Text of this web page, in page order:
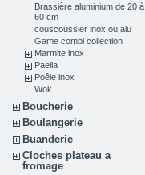
Brassière aluminium de 20 à
60 cm
couscoussier inox ou alu
Game combi collection
Marmite inox
Paella
Poêle inox
Wok
Boucherie
Boulangerie
Buanderie
Cloches plateau a
fromage